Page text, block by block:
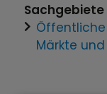
Sachgebiete
Märkte